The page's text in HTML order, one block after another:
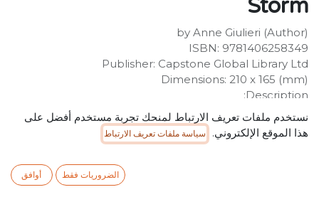
Storm
by Anne Giulieri (Author)
ISBN: 9781406258349
Publisher: Capstone Global Library Ltd
Dimensions: 210 x 165 (mm)
Description:
Engage Literacy is the new reading scheme from
Raintree that introduces engaging and contemporary
content to motivate and support early readers while
titles are precisely levelled, with new vocabulary being
introduced and reinforced throughout the levels. The
نستخدم ملفات تعريف الارتباط لمنحك تجربة مستخدم أفضل على
هذا الموقع الإلكتروني.
سياسة ملفات تعريف الارتباط
الضروريات فقط أوافق